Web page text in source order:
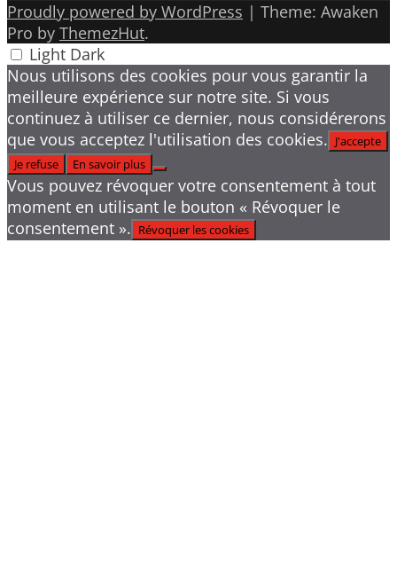
Proudly powered by WordPress | Theme: Awaken
Pro by ThemezHut.
Light Dark
Nous utilisons des cookies pour vous garantir la
meilleure expérience sur notre site. Si vous
continuez à utiliser ce dernier, nous considérerons
que vous acceptez l'utilisation des cookies. J'accepte
Je refuse
En savoir plus
Vous pouvez révoquer votre consentement à tout
moment en utilisant le bouton « Révoquer le
consentement ». Révoquer les cookies